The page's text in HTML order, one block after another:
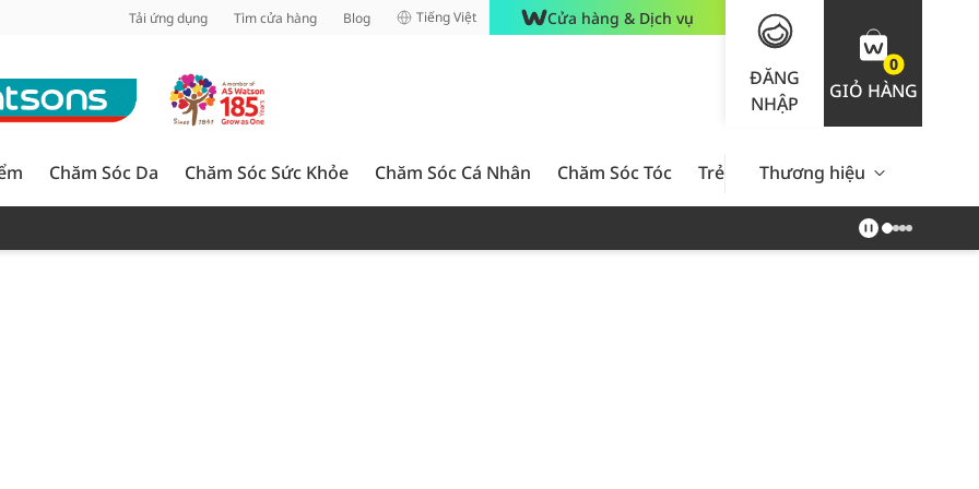
Tải ứng dụng Tìm cửa hàng Blog Tiếng Việt Cửa hàng & Dịch vụ
ĐĂNG
NHẬP
0
GIỎ HÀNG
Chăm Sóc Da Chăm Sóc Sức Khỏe Chăm Sóc Cá Nhân Chăm Sóc Tóc Trẻ Em Nam Giới Chăm Sóc
Thương hiệu